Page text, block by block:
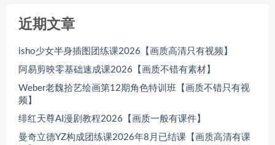
近期文章
isho少女半身插图团练课2026【画质高清只有视频】
阿易剪映零基础速成课2026【画质不错有素材】
Weber老魏拾艺绘画第12期角色特训班【画质不错只有视
频】
绯红天尊AI漫剧教程2026【画质一般有课件】
曼奇立德YZ构成团练课2026年8月已结课【画质高清有课